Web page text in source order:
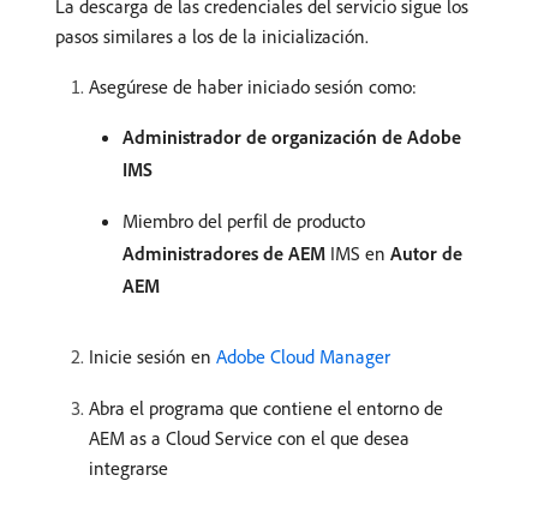
La descarga de las credenciales del servicio sigue los
pasos similares a los de la inicialización.
Asegúrese de haber iniciado sesión como:
Administrador de organización de Adobe
IMS
Miembro del perfil de producto
Administradores de AEM IMS en Autor de
AEM
Inicie sesión en Adobe Cloud Manager
Abra el programa que contiene el entorno de
AEM as a Cloud Service con el que desea
integrarse